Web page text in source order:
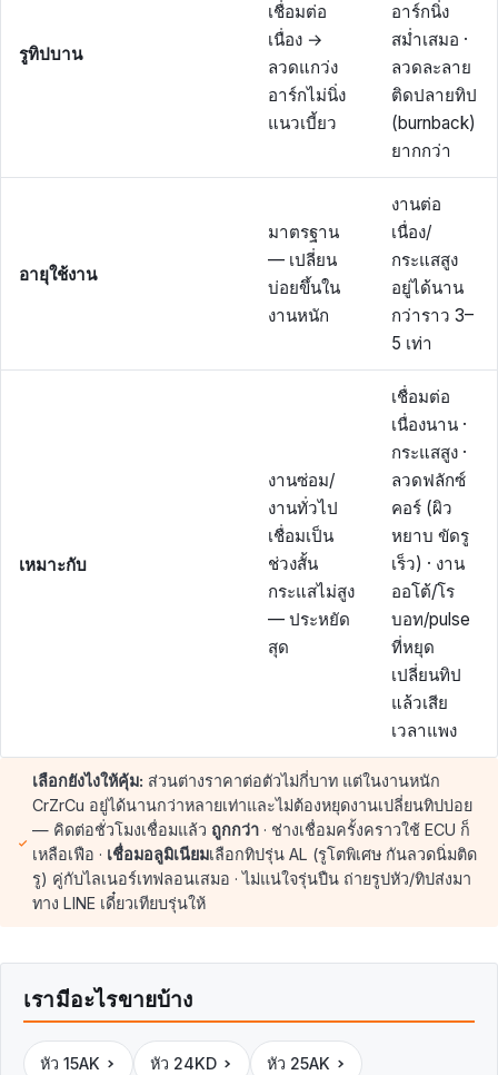
รูทิปบาน
เชื่อมต่อ
เนื่อง →
ลวดแกว่ง
อาร์กไม่นิ่ง
แนวเบี้ยว
อาร์กนิ่ง
สม่ำเสมอ ·
ลวดละลาย
ติดปลายทิป
(burnback)
ยากกว่า
อายุใช้งาน
มาตรฐาน
— เปลี่ยน
บ่อยขึ้นใน
งานหนัก
งานต่อ
เนื่อง/
กระแสสูง
อยู่ได้นาน
กว่าราว 3–
5 เท่า
เหมาะกับ
งานซ่อม/
งานทั่วไป
เชื่อมเป็น
ช่วงสั้น
กระแสไม่สูง
— ประหยัด
สุด
เชื่อมต่อ
เนื่องนาน ·
กระแสสูง ·
ลวดฟลักซ์
คอร์ (ผิว
หยาบ ขัดรู
เร็ว) · งาน
ออโต้/โร
บอท/pulse
ที่หยุด
เปลี่ยนทิป
แล้วเสีย
เวลาแพง
เลือกยังไงให้คุ้ม: ส่วนต่างราคาต่อตัวไม่กี่บาท แต่ในงานหนัก
CrZrCu อยู่ได้นานกว่าหลายเท่าและไม่ต้องหยุดงานเปลี่ยนทิปบ่อย
— คิดต่อชั่วโมงเชื่อมแล้ว ถูกกว่า· ช่างเชื่อมครั้งคราวใช้ ECU ก็
เหลือเฟือ · เชื่อมอลูมิเนียมเลือกทิปรุ่น AL (รูโตพิเศษ กันลวดนิ่มติด
รู) คู่กับไลเนอร์เทฟลอนเสมอ · ไม่แน่ใจรุ่นปืน ถ่ายรูปหัว/ทิปส่งมา
ทาง LINE เดี๋ยวเทียบรุ่นให้
เรามีอะไรขายบ้าง
หัว 15AK หัว 24KD หัว 25AK